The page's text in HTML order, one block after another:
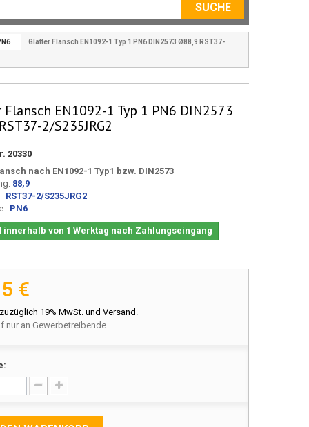
SUCHE
Glatter Flansch EN1092-1 Typ 1 PN6 DIN2573 Ø88,9 RST37-
EN1092-1 Typ 1 PN6 DIN2573
2/S235JRG2
20330
nach EN1092-1 Typ1 bzw. DIN2573
88,9
RST37-2/S235JRG2
PN6
innerhalb von 1 Werktag nach Zahlungseingang
€
19% MwSt. und Versand.
nur an Gewerbetreibende.